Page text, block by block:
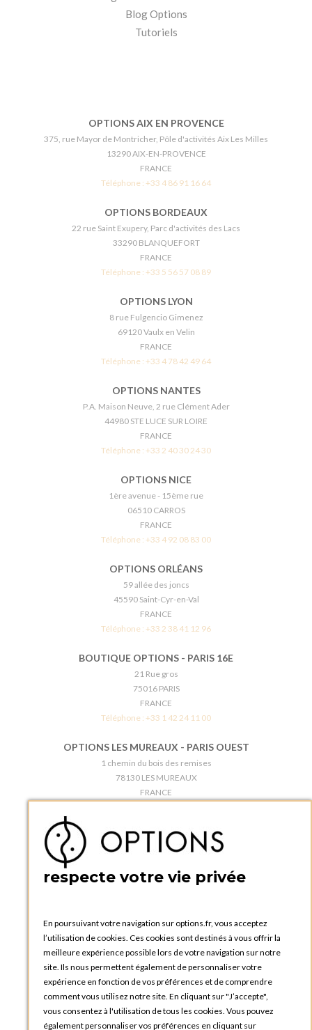
Blog Options
Tutoriels
OPTIONS AIX EN PROVENCE
375, rue Mayor de Montricher, Pôle d'activités Aix Les Milles
13290 AIX-EN-PROVENCE
FRANCE
Téléphone : +33 4 86 91 16 64
OPTIONS BORDEAUX
22 rue Saint Exupery, Parc d'activités des Lacs
33290 BLANQUEFORT
FRANCE
Téléphone : +33 5 56 57 08 89
OPTIONS LYON
8 rue Fulgencio Gimenez
69120 Vaulx en Velin
FRANCE
Téléphone : +33 4 78 42 49 64
OPTIONS NANTES
P.A. Maison Neuve, 2 rue Clément Ader
44980 STE LUCE SUR LOIRE
FRANCE
Téléphone : +33 2 40 30 24 30
OPTIONS NICE
1ère avenue - 15ème rue
06510 CARROS
FRANCE
Téléphone : +33 4 92 08 83 00
OPTIONS ORLÉANS
59 allée des joncs
45590 Saint-Cyr-en-Val
FRANCE
Téléphone : +33 2 38 41 12 96
BOUTIQUE OPTIONS - PARIS 16E
21 Rue gros
75016 PARIS
FRANCE
Téléphone : +33 1 42 24 11 00
OPTIONS LES MUREAUX - PARIS OUEST
1 chemin du bois des remises
78130 LES MUREAUX
FRANCE
BOUTIQUE OPTIONS - PARIS 5E
5 quai de la tournelle
FRANCE
OPTIONS ROUEN
Rue du Clos Tellier
76800 Saint-Etienne-du-Rouvray
FRANCE
Téléphone :+33 2 35 08 38 53
OPTIONS TOULOUSE
respecte votre vie privée
En poursuivant votre navigation sur options.fr, vous acceptez
l’utilisation de cookies. Ces cookies sont destinés à vous offrir la
meilleure expérience possible lors de votre navigation sur notre
site. Ils nous permettent également de personnaliser votre
expérience en fonction de vos préférences et de comprendre
comment vous utilisez notre site. En cliquant sur "J’accepte",
vous consentez à l'utilisation de tous les cookies. Vous pouvez
également personnaliser vos préférences en cliquant sur